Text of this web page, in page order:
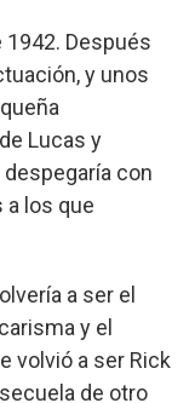
1942. Después
y unos
Lucas y
con
a los que
a ser el
y el
volvió a ser Rick
de otro